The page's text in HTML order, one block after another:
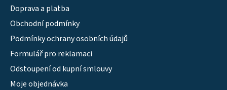
Doprava a platba
Obchodní podmínky
Podmínky ochrany osobních údajů
Formulář pro reklamaci
Odstoupení od kupní smlouvy
Moje objednávka